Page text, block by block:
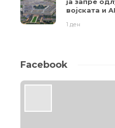
војската и
1 ден
Facebook